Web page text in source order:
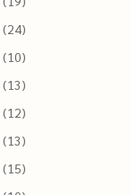
(24)
(10)
(13)
(12)
(13)
(15)